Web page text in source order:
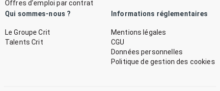
Offres d’emploi par contrat
Qui sommes-nous ?
Le Groupe Crit
Talents Crit
Informations réglementaires
Mentions légales
CGU
Données personnelles
Politique de gestion des cookies